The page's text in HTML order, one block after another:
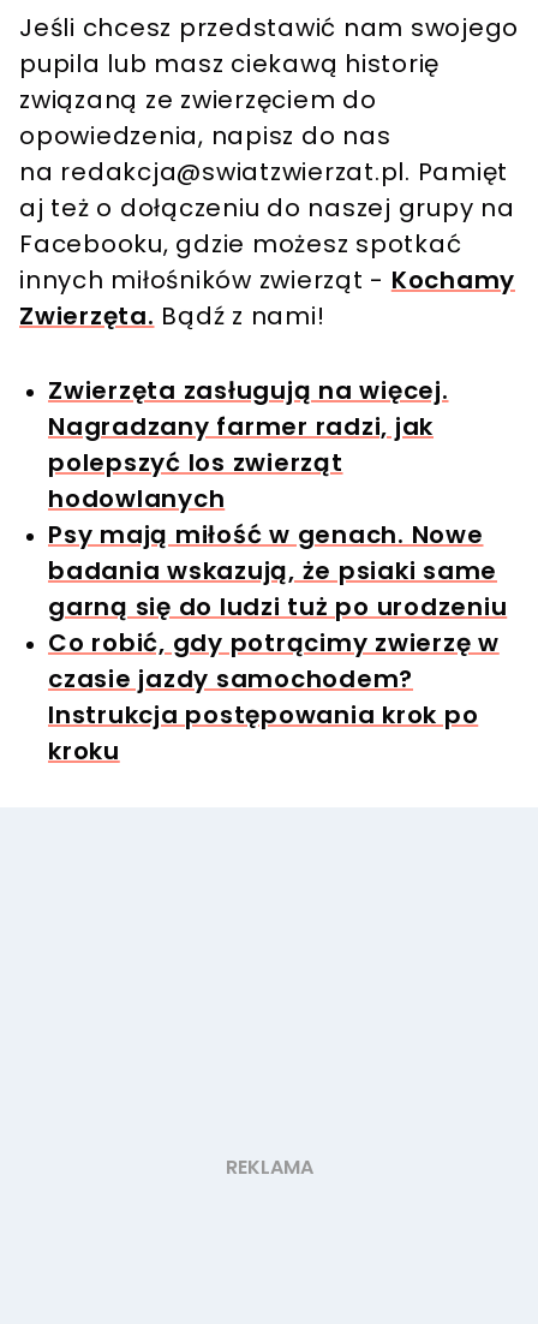
Jeśli chcesz przedstawić nam swojego
pupila lub masz ciekawą historię
związaną ze zwierzęciem do
opowiedzenia, napisz do nas
na redakcja@swiatzwierzat.pl. Pamięt
aj też o dołączeniu do naszej grupy na
Facebooku, gdzie możesz spotkać
innych miłośników zwierząt - Kochamy
Zwierzęta. Bądź z nami!
Zwierzęta zasługują na więcej.
Nagradzany farmer radzi, jak
polepszyć los zwierząt
hodowlanych
Psy mają miłość w genach. Nowe
badania wskazują, że psiaki same
garną się do ludzi tuż po urodzeniu
Co robić, gdy potrącimy zwierzę w
czasie jazdy samochodem?
Instrukcja postępowania krok po
kroku